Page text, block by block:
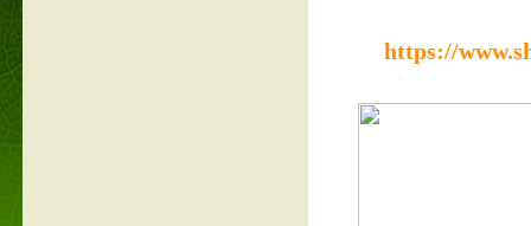
https://